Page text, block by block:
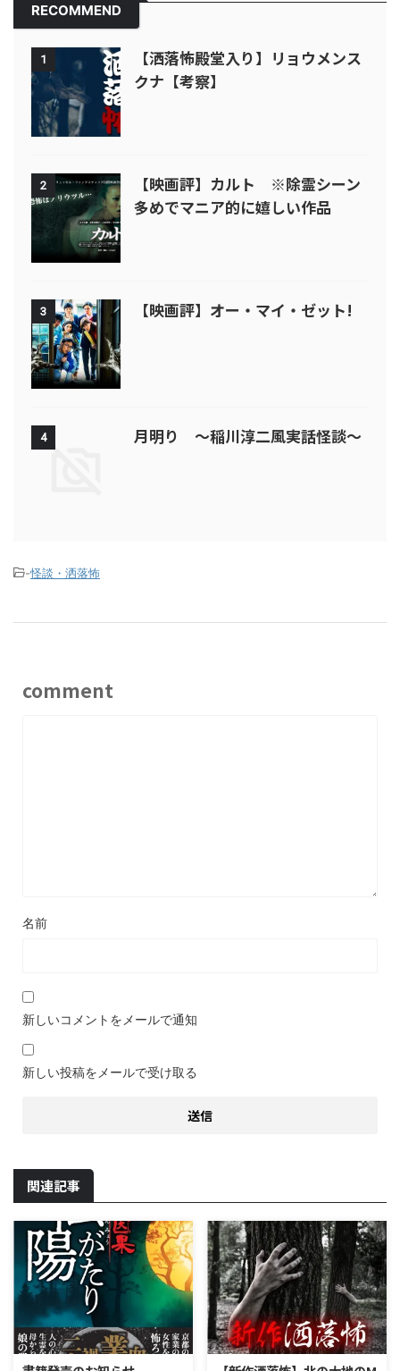
RECOMMEND
1
【洒落怖殿堂入り】リョウメンス
クナ【考察】
2
【映画評】カルト ※除霊シーン
多めでマニア的に嬉しい作品
3 【映画評】オー・マイ・ゼット!
4 月明り ～稲川淳二風実話怪談～
-怪談・洒落怖
comment
名前
新しいコメントをメールで通知
新しい投稿をメールで受け取る
関連記事